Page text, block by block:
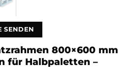
SENDEN
800×600 mm
für Halbpaletten –